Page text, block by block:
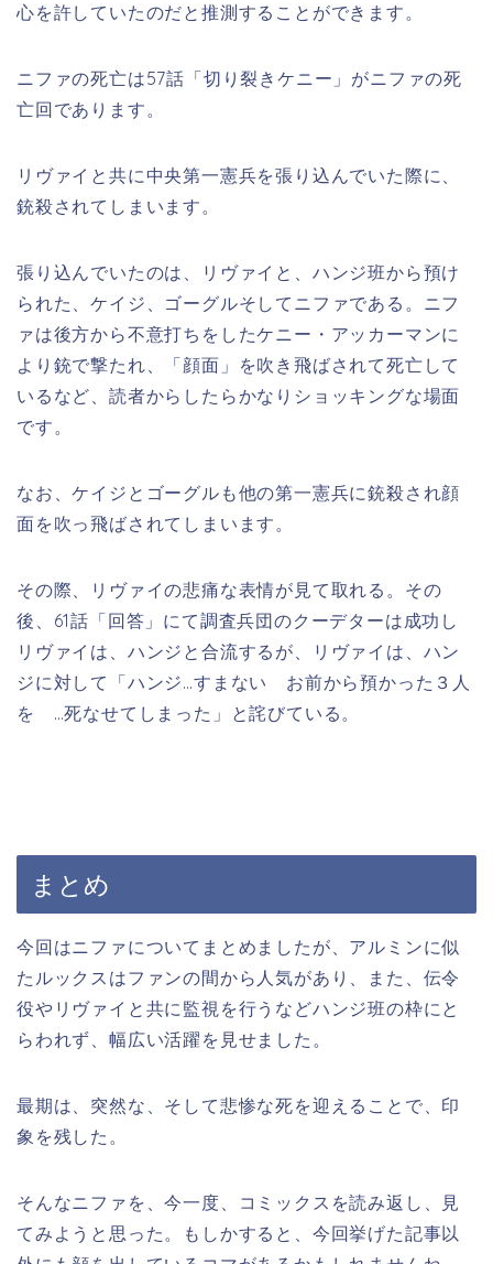
心を許していたのだと推測することができます。
ニファの死亡は57話「切り裂きケニー」がニファの死
亡回であります。
リヴァイと共に中央第一憲兵を張り込んでいた際に、
銃殺されてしまいます。
張り込んでいたのは、リヴァイと、ハンジ班から預け
られた、ケイジ、ゴーグルそしてニファである。ニフ
ァは後方から不意打ちをしたケニー・アッカーマンに
より銃で撃たれ、「顔面」を吹き飛ばされて死亡して
いるなど、読者からしたらかなりショッキングな場面
です。
なお、ケイジとゴーグルも他の第一憲兵に銃殺され顔
面を吹っ飛ばされてしまいます。
その際、リヴァイの悲痛な表情が見て取れる。 その
後、61話「回答」にて調査兵団のクーデターは成功し
リヴァイは、ハンジと合流するが、リヴァイは、ハン
ジに対して「ハンジ…すまない お前から預かった３人
を …死なせてしまった」と詫びている。
まとめ
今回はニファについてまとめましたが、 アルミンに似
たルックスはファンの間から人気があり、また、伝令
役やリヴァイと共に監視を行うなどハンジ班の枠にと
らわれず、幅広い活躍を見せました。
最期は、突然な、そして悲惨な死を迎えることで、印
象を残した。
そんなニファを、今一度、コミックスを読み返し、見
てみようと思った。もしかすると、今回挙げた記事以